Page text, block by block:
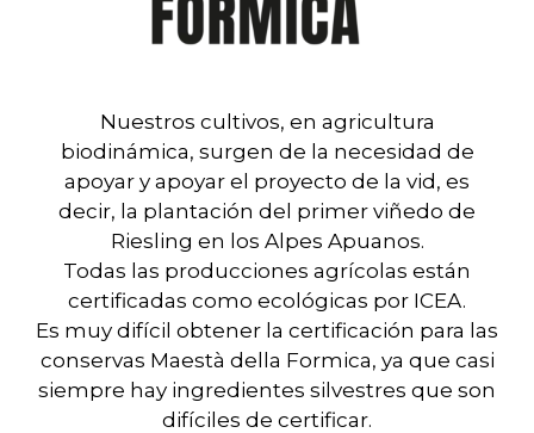
Nuestros cultivos, en agricultura
biodinámica, surgen de la necesidad de
apoyar y apoyar el proyecto de la vid, es
decir, la plantación del primer viñedo de
Riesling en los Alpes Apuanos.
Todas las producciones agrícolas están
certificadas como ecológicas por ICEA.
Es muy difícil obtener la certificación para las
conservas Maestà della Formica, ya que casi
siempre hay ingredientes silvestres que son
difíciles de certificar.